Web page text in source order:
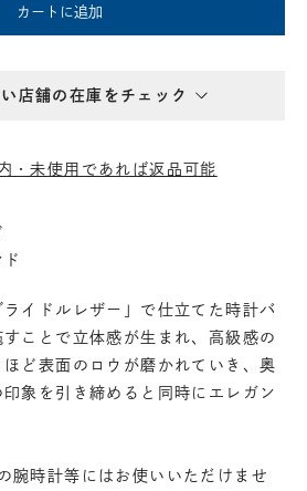
カートに追加
店舗の在庫をチェック
△
・未使用であれば返品可能
イドルレザー」で仕立てた時計バ
ことで立体感が生まれ、高級感の
ど表面のロウが磨かれていき、奥
象を引き締めると同時にエレガン
時計等にはお使いいただけませ